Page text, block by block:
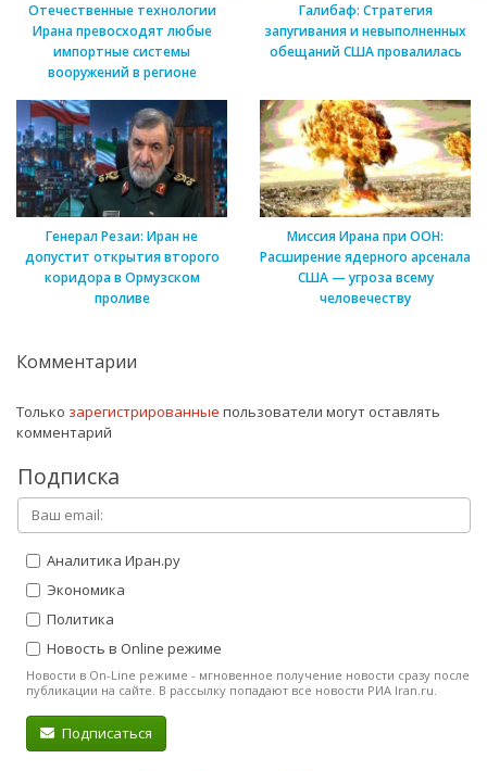
Отечественные технологии
Ирана превосходят любые
импортные системы
вооружений в регионе
Галибаф: Стратегия
запугивания и невыполненных
обещаний США провалилась
Генерал Резаи: Иран не
допустит открытия второго
коридора в Ормузском
проливе
Миссия Ирана при ООН:
Расширение ядерного арсенала
США — угроза всему
человечеству
Комментарии
Только зарегистрированные пользователи могут оставлять
комментарий
Подписка
Аналитика Иран.ру
Экономика
Политика
Новость в Online режиме
Новости в On-Line режиме - мгновенное получение новости сразу после
публикации на сайте. В рассылку попадают все новости РИА Iran.ru.
Подписаться